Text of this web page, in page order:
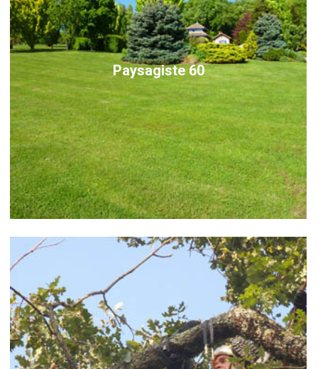
Paysagiste 60